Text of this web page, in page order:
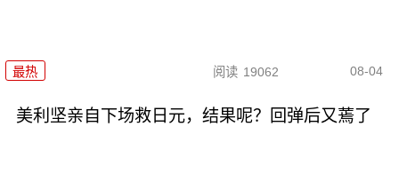
最热 阅读 19062 08-04
美利坚亲自下场救日元，结果呢？回弹后又蔫了